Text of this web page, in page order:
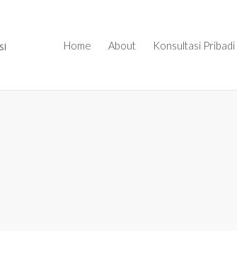
Home About Konsultasi Pribadi